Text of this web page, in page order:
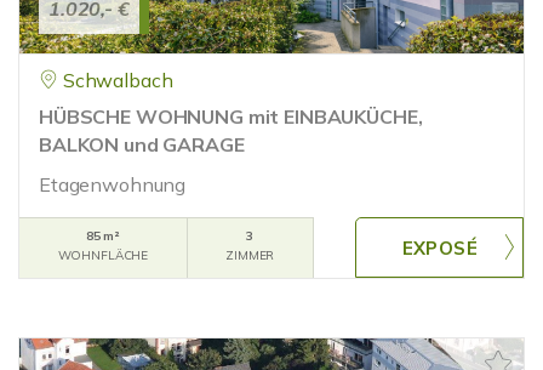
1.020,- €
Schwalbach
HÜBSCHE WOHNUNG mit EINBAUKÜCHE,
BALKON und GARAGE
Etagenwohnung
85 m²
WOHNFLÄCHE
3
ZIMMER